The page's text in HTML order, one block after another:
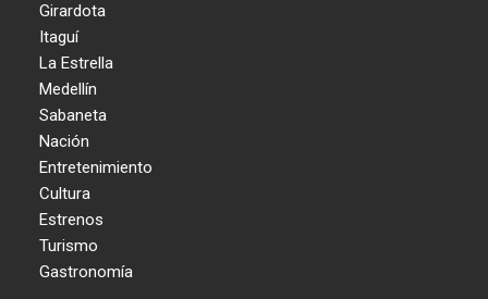
Girardota
Itaguí
La Estrella
Medellín
Sabaneta
Nación
Entretenimiento
Cultura
Estrenos
Turismo
Gastronomía